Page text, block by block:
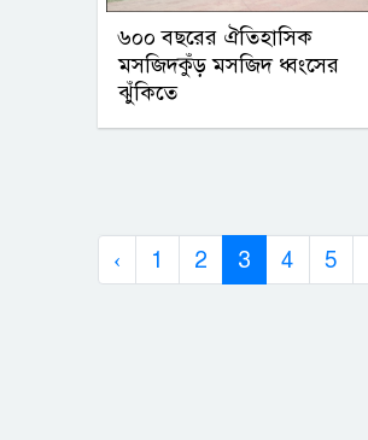
৬০০ বছরের ঐতিহাসিক
মসজিদকুঁড় মসজিদ ধ্বংসের
ঝুঁকিতে
‹ 1 2 3 4 5